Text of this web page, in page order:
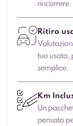
rincorrere.
Ritiro
tuo usato,
semplice.
Km
Un
pensato